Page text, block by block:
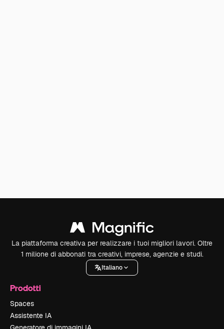
La piattaforma creativa per realizzare i tuoi migliori lavori. Oltre
1 milione di abbonati tra creativi, imprese, agenzie e studi.
Italiano
Prodotti
Spaces
Assistente IA